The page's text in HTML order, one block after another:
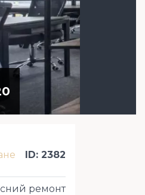
ID: 2382
ремонт